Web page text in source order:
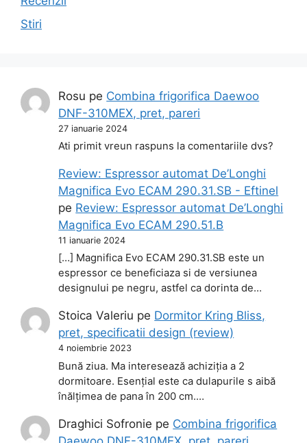
Stiri
Rosu pe Combina frigorifica Daewoo
DNF-310MEX, pret, pareri
27 ianuarie 2024
Ati primit vreun raspuns la comentariile dvs?
Review: Espressor automat De’Longhi
Magnifica Evo ECAM 290.31.SB - Eftinel
pe Review: Espressor automat De’Longhi
Magnifica Evo ECAM 290.51.B
11 ianuarie 2024
[…] Magnifica Evo ECAM 290.31.SB este un
espressor ce beneficiaza si de versiunea
designului pe negru, astfel ca dorinta de…
Stoica Valeriu pe Dormitor Kring Bliss,
pret, specificatii design (review)
4 noiembrie 2023
Bună ziua. Ma interesează achiziția a 2
dormitoare. Esențial este ca dulapurile s aibă
înălțimea de pana în 200 cm.…
Draghici Sofronie pe Combina frigorifica